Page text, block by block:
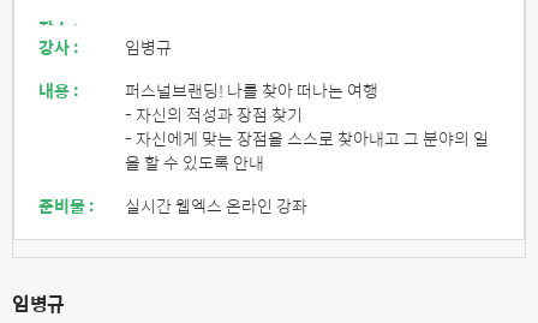
장소 :
강사 :
임병규
내용 :
퍼스널브랜딩! 나를 찾아 떠나는 여행
- 자신의 적성과 장점 찾기
- 자신에게 맞는 장점을 스스로 찾아내고 그 분야의 일
을 할 수 있도록 안내
준비물 :
실시간 웹엑스 온라인 강좌
임병규